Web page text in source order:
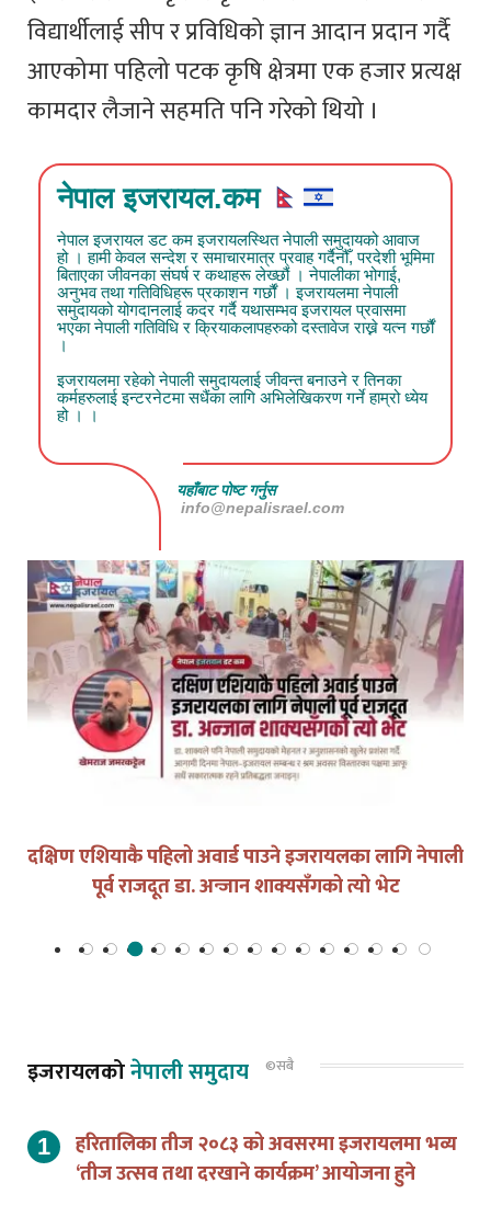
विद्यार्थीलाई सीप र प्रविधिको ज्ञान आदान प्रदान गर्दै
आएकोमा पहिलो पटक कृषि क्षेत्रमा एक हजार प्रत्यक्ष
कामदार लैजाने सहमति पनि गरेको थियो ।
नेपाल इजरायल.कम
नेपाल इजरायल डट कम इजरायलस्थित नेपाली समुदायको आवाज
हो । हामी केवल सन्देश र समाचारमात्र प्रवाह गर्दैनौँ, परदेशी भूमिमा
बिताएका जीवनका संघर्ष र कथाहरू लेख्छौं । नेपालीका भोगाई,
अनुभव तथा गतिविधिहरू प्रकाशन गर्छौं । इजरायलमा नेपाली
समुदायको योगदानलाई कदर गर्दै यथासम्भव इजरायल प्रवासमा
भएका नेपाली गतिविधि र क्रियाकलापहरुको दस्तावेज राख्ने यत्न गर्छौं
।
इजरायलमा रहेको नेपाली समुदायलाई जीवन्त बनाउने र तिनका
कर्महरुलाई इन्टरनेटमा सधैंका लागि अभिलेखिकरण गर्ने हाम्रो ध्येय
हो । ।
यहाँबाट पोष्ट गर्नुस
info@nepalisrael.com
दक्षिण एशियाकै पहिलो अवार्ड पाउने इजरायलका लागि नेपाली
पूर्व राजदूत डा. अन्जान शाक्यसँगको त्यो भेट
इजरायलकोनेपाली समुदाय ©सबै
हरितालिका तीज २०८३ को अवसरमा इजरायलमा भव्य
‘तीज उत्सव तथा दरखाने कार्यक्रम’ आयोजना हुने